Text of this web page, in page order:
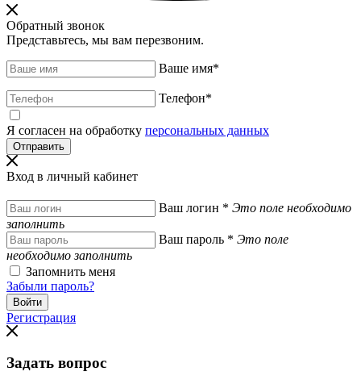
Обратный звонок
Представьтесь, мы вам перезвоним.
Ваше имя*
Телефон*
Я согласен на обработку персональных данных
Вход в личный кабинет
Ваш логин * Это поле необходимо
заполнить
Ваш пароль * Это поле
необходимо заполнить
Запомнить меня
Забыли пароль?
Регистрация
Задать вопрос